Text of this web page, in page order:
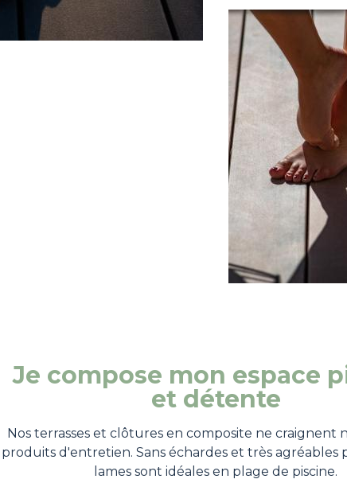
Image
Je compose mon espace
et détente
Nos terrasses et clôtures en composite ne craignent
produits d'entretien. Sans échardes et très agréables
lames sont idéales en plage de piscine.